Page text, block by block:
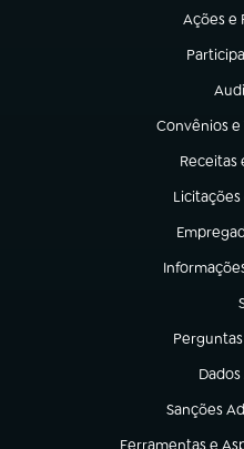
Ações e
(abre
(abre
Convênios e
(abre em
Receitas
(abre em
(abre em
(abre em
(abre em
(abre em
(abre
Sanções
(abre em
Ferramentas e